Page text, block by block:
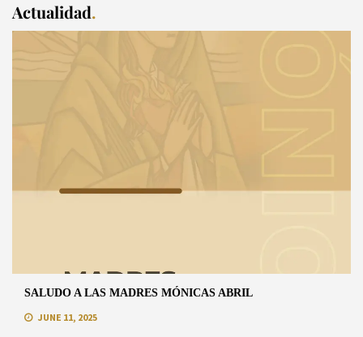
Actualidad.
SALUDO A LAS MADRES MÓNICAS ABRIL
JUNE 11, 2025